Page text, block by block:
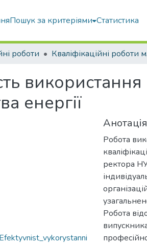
Пошук за критеріями Статистика
роботи
використання
енергії
Анотація
Робота
ректора
Робота